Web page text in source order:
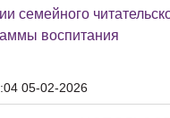
семейного
воспитания
05-02-2026